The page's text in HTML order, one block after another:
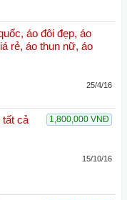
áo đôi đẹp, áo
rẻ, áo thun nữ, áo
25/4/16
1,800,000 VNĐ
tất cả
15/10/16